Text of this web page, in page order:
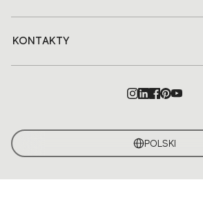
KONTAKTY
POLSKI